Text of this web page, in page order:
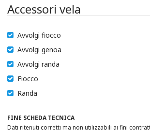
Accessori vela
Avvolgi fiocco
Avvolgi genoa
Avvolgi randa
Fiocco
Randa
FINE SCHEDA TECNICA
Dati ritenuti corretti ma non utilizzabili ai fini